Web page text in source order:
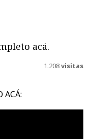
acá.
1.208visitas
ACÁ: